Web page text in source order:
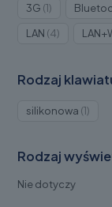
3G 1Produkt
LAN 4Produkty
Rodzaj
silikonowa 1
Rodzaj
Nie dotyczy